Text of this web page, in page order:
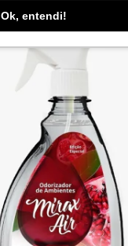
Ok, entendi!